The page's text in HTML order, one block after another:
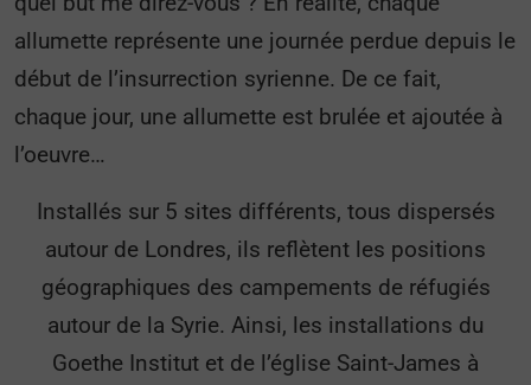
allumette représente une journée perdue depuis le
début de l’insurrection syrienne. De ce fait,
chaque jour, une allumette est brulée et ajoutée à
l’oeuvre…
Installés sur 5 sites différents, tous dispersés
autour de Londres, ils reflètent les positions
géographiques des campements de réfugiés
autour de la Syrie. Ainsi, les installations du
Goethe Institut et de l’église Saint-James à